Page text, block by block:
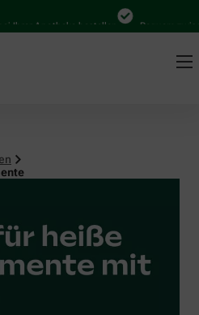
Apotheke bestellen Bequem zwischen